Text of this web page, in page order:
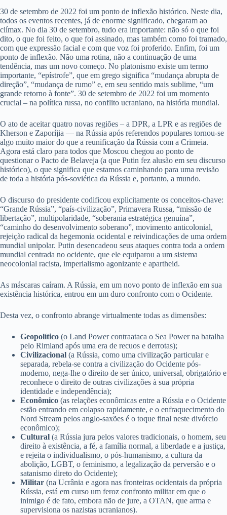
30 de setembro de 2022 foi um ponto de inflexão histórico. Neste dia,
todos os eventos recentes, já de enorme significado, chegaram ao
clímax. No dia 30 de setembro, tudo era importante: não só o que foi
dito, o que foi feito, o que foi assinado, mas também como foi tramado,
com que expressão facial e com que voz foi proferido. Enfim, foi um
ponto de inflexão. Não uma rotina, não a continuação de uma
tendência, mas um novo começo. No platonismo existe um termo
importante, “epístrofe”, que em grego significa “mudança abrupta de
direção”, “mudança de rumo” e, em seu sentido mais sublime, “um
grande retorno à fonte”. 30 de setembro de 2022 foi um momento
crucial – na política russa, no conflito ucraniano, na história mundial.
O ato de aceitar quatro novas regiões – a DPR, a LPR e as regiões de
Kherson e Zaporíjia — na Rússia após referendos populares tornou-se
algo muito maior do que a reunificação da Rússia com a Crimeia.
Agora está claro para todos que Moscou chegou ao ponto de
questionar o Pacto de Belaveja (a que Putin fez alusão em seu discurso
histórico), o que significa que estamos caminhando para uma revisão
de toda a história pós-soviética da Rússia e, portanto, a mundo.
O discurso do presidente codificou explicitamente os conceitos-chave:
“Grande Rússia”, “país-civilização”, Primavera Russa, “missão de
libertação”, multipolaridade, “soberania estratégica genuína”,
“caminho do desenvolvimento soberano”, movimento anticolonial,
rejeição radical da hegemonia ocidental e reivindicações de uma ordem
mundial unipolar. Putin desencadeou seus ataques contra toda a ordem
mundial centrada no ocidente, que ele equiparou a um sistema
neocolonial racista, imperialismo agonizante e apartheid.
As máscaras caíram. A Rússia, em um novo ponto de inflexão em sua
existência histórica, entrou em um duro confronto com o Ocidente.
Desta vez, o confronto abrange virtualmente todas as dimensões:
Geopolítico (o Land Power contraataca o Sea Power na batalha
pelo Rimland após uma era de recuos e derrotas);
Civilizacional (a Rússia, como uma civilização particular e
separada, rebela-se contra a civilização do Ocidente pós-
moderno, nega-lhe o direito de ser único, universal, obrigatório e
reconhece o direito de outras civilizações à sua própria
identidade e independência);
Econômico (as relações econômicas entre a Rússia e o Ocidente
estão entrando em colapso rapidamente, e o enfraquecimento do
Nord Stream pelos anglo-saxões é o toque final neste divórcio
econômico);
Cultural (a Rússia jura pelos valores tradicionais, o homem, seu
direito à existência, a fé, a família normal, a liberdade e a justiça,
e rejeita o individualismo, o pós-humanismo, a cultura da
abolição, LGBT, o feminismo, a legalização da perversão e o
satanismo direto do Ocidente);
Militar (na Ucrânia e agora nas fronteiras ocidentais da própria
Rússia, está em curso um feroz confronto militar em que o
inimigo é de fato, embora não de jure, a OTAN, que arma e
supervisiona os nazistas ucranianos).